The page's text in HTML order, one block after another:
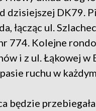
dzisiejszej DK79.
łącząc ul.
774. Kolejne rondo
i z ul. Łąkowej
ruchu w
będzie